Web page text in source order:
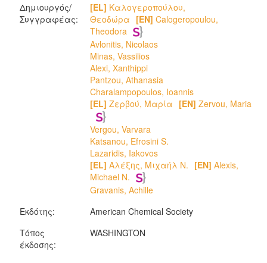
Δημιουργός/
Συγγραφέας:
[EL] Καλογεροπούλου,
Θεοδώρα [EN] Calogeropoulou,
Theodora
Avlonitis, Nicolaos
Minas, Vassilios
Alexi, Xanthippi
Pantzou, Athanasia
Charalampopoulos, Ioannis
[EL] Ζερβού, Μαρία [EN] Zervou, Maria
Vergou, Varvara
Katsanou, Efrosini S.
Lazaridis, Iakovos
[EL] Αλέξης, Μιχαήλ Ν. [EN] Alexis,
Michael N.
Gravanis, Achille
Εκδότης:
American Chemical Society
Τόπος
έκδοσης:
WASHINGTON